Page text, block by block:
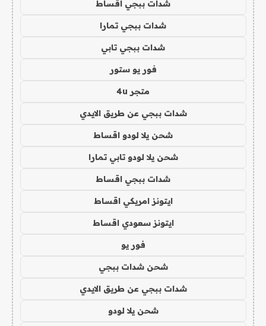
شدات ببجي اقساط
شدات ببجي تمارا
شدات ببجي تابي
فور يو ستور
متجر 4u
شدات ببجي عن طريق الايدي
شحن يلا لودو اقساط
شحن يلا لودو تابي تمارا
شدات ببجي اقساط
ايتونز امريكي اقساط
ايتونز سعودي اقساط
فور يو
شحن شدات ببجي
شدات ببجي عن طريق الايدي
شحن يلا لودو